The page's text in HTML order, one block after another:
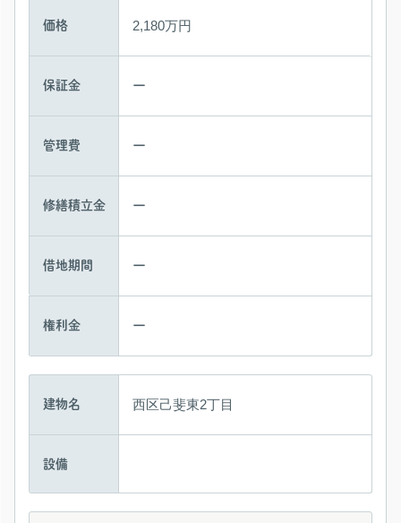
価格 2,180万円
保証金 ー
管理費 ー
修繕積立金 ー
借地期間 ー
権利金 ー
建物名 西区己斐東2丁目
設備